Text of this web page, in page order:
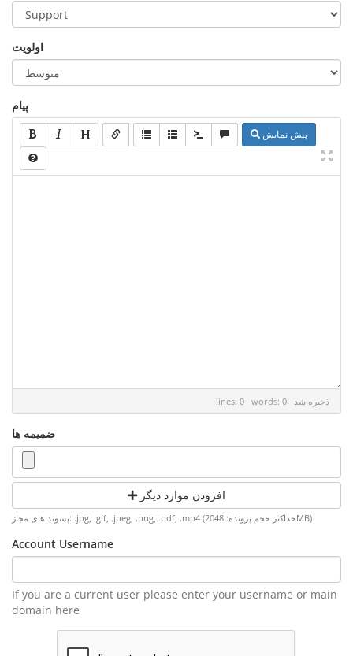
اولویت
پیام
پیش نمایش
lines: 0 words: 0 ذخیره شد
ضمیمه ها
افزودن موارد دیگر
پسوند های مجاز: .jpg, .gif, .jpeg, .png, .pdf, .mp4 (حداکثر حجم پرونده: 2048MB)
Account Username
If you are a current user please enter your username or main
domain here